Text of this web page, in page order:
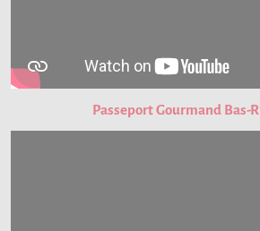
Passeport Gourmand Bas-